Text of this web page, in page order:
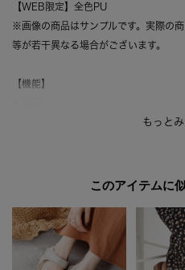
【WEB限定】全色PU
※画像の商品はサンプルです。実際の
等が若干異なる場合がございます。
【機能】
・中底クッション（中敷きの下に衝撃
【スタッフ着用コメント】
＜足幅：ふつう／甲の高さ：甲薄／外反
＜普段のサイズ：24．5＞
＜着用サイズ：L／着用状況：素足で着
このアイテムに